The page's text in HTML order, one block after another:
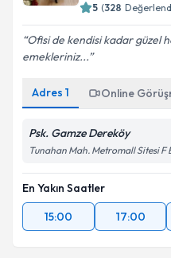
5 (328
Ofisi de kendisi kadar güzel
emekleriniz...
Adres 1 Online
Psk. Gamze Dereköy
Tunahan Mah. Metromall Sitesi F
En Yakın Saatler
15:00
17:00